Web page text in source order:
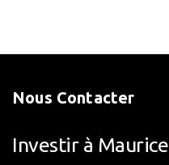
Nous Contacter
Investir à Maurice